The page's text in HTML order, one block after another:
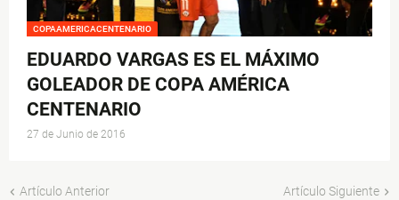
COPAAMERICACENTENARIO
EDUARDO VARGAS ES EL MÁXIMO
GOLEADOR DE COPA AMÉRICA
CENTENARIO
27 de Junio de 2016
Artículo Anterior Artículo Siguiente